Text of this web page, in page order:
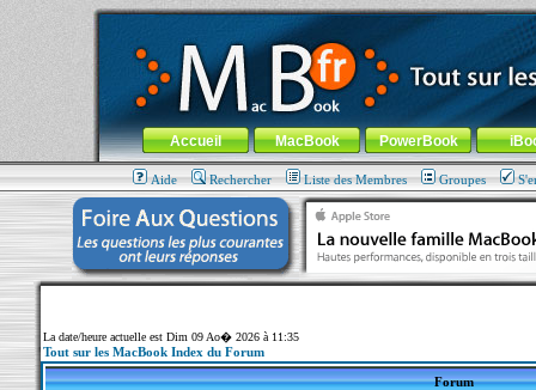
MacBook-fr.com : 100% Apple... 100% nomade !
Aller au contenu-Aller au menu général-Aller au menu de
Menu général
Accueil MacBook PowerBook
Aide Rechercher Liste des Membres Groupes
La date/heure actuelle est Dim 09 Ao� 2026 à 11:35
Tout sur les MacBook Index du Forum
Forum